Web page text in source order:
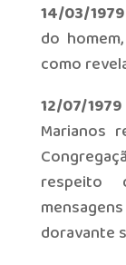
14/03/
do
como
12/07/
Marianos
respeito
doravante